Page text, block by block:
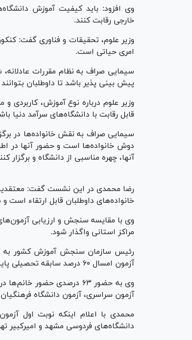
وی افزود: باید کیفیت آموزش
خارجی رقابت کنند.
وزیر علوم، تحقیقات و فناوری گفت:
امری حیاتی است.
سیمایی صراف به نظام مقررات
پیش بینی پذیر باشد تا داوطلبان
وزیر علوم درباره نوع آموزش، کاربردی
قابل رقابت با دانشگاه‌های سرآمد دنیا
سیمایی صراف به نقش خانواده‌ها در
دوش خانواده‌ها است و حضور آنها در
آنها، چهره مناسبی از دانشگاه و برگزار
رضا محمدی در این نشست گفت:
خانواده‌های داوطلبان قابل ارتقاء است
وی با مقایسه سنجش و ارزیابی
مراکز استانی واگذار شود.
رئیس سازمان سنجش آموزش کشور به
آزمون امسال ۶۰ درصد سابقه تحصیلی پایه دوازدهم تاثیر قطعی دارد.
آزمون سراسری، آزمون دانشگاه
دانشگاه‌های فردوسی مشهد و امیرکبیر